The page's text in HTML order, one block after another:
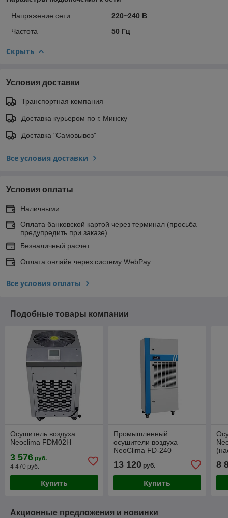
Напряжение сети
220~240 В
Частота
50 Гц
Скрыть
Условия доставки
Транспортная компания
Доставка курьером по г. Минску
Доставка "Самовывоз"
Все условия доставки
Условия оплаты
Наличными
Оплата банковской картой через терминал (просьба
предупредить при заказе)
Безналичный расчет
Оплата онлайн через систему WebPay
Все условия оплаты
Подобные товары компании
Осушитель воздуха
Neoclima FDM02H
3 576 руб.
4 470 руб.
Купить
Промышленный
осушители воздуха
NeoClima FD-240
13 120руб.
Купить
8
Акционные предложения и новинки